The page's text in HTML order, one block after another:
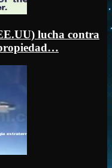
lucha contra